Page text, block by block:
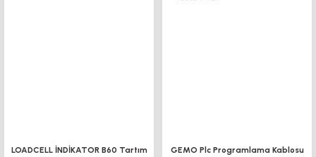
LOADCELL İNDİKATOR B60 Tartım
GEMO Plc Programlama Kablosu